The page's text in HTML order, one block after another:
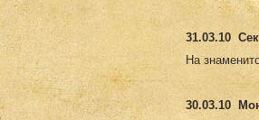
31.03.10
На
30.03.10